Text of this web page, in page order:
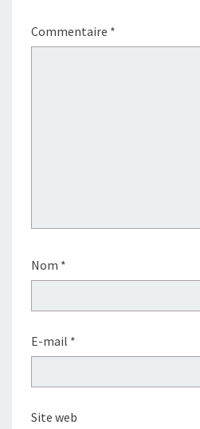
Commentaire *
Nom *
E-mail *
Site web